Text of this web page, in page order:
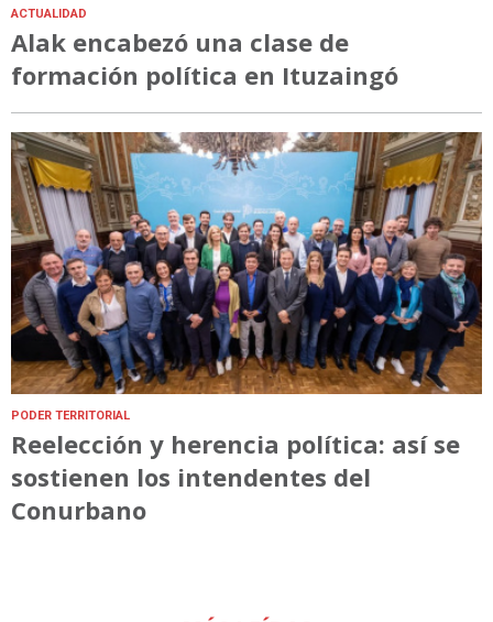
ACTUALIDAD
Alak encabezó una clase de
formación política en Ituzaingó
PODER TERRITORIAL
Reelección y herencia política: así se
sostienen los intendentes del
Conurbano